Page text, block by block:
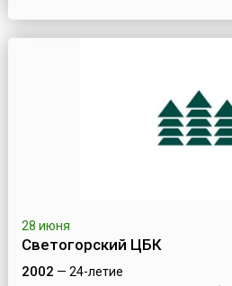
28 июня
Светогорский ЦБК
2002 — 24-летие